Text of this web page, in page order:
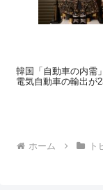
韓国「自動車の内需
電気自動車の輸出が
ホーム ト